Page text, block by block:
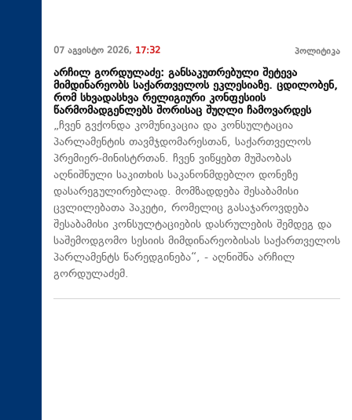
07 აგვისტო 2026, 17:32 პოლიტიკა
არჩილ გორდულაძე: განსაკუთრებული შეტევა
მიმდინარეობს საქართველოს ეკლესიაზე. ცდილობენ,
რომ სხვადასხვა რელიგიური კონფესიის
წარმომადგენლებს შორისაც შუღლი ჩამოვარდეს
„ჩვენ გვქონდა კომუნიკაცია და კონსულტაცია
პარლამენტის თავმჯდომარესთან, საქართველოს
პრემიერ-მინისტრთან. ჩვენ ვიწყებთ მუშაობას
აღნიშნული საკითხის საკანონმდებლო დონეზე
დასარეგულირებლად. მომზადდება შესაბამისი
ცვლილებათა პაკეტი, რომელიც გასაჯაროვდება
შესაბამისი კონსულტაციების დასრულების შემდეგ და
საშემოდგომო სესიის მიმდინარეობისას საქართველოს
პარლამენტს წარედგინება“, - აღნიშნა არჩილ
გორდულაძემ.